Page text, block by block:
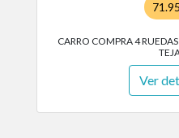
CARRO COMPRA 4
Ver